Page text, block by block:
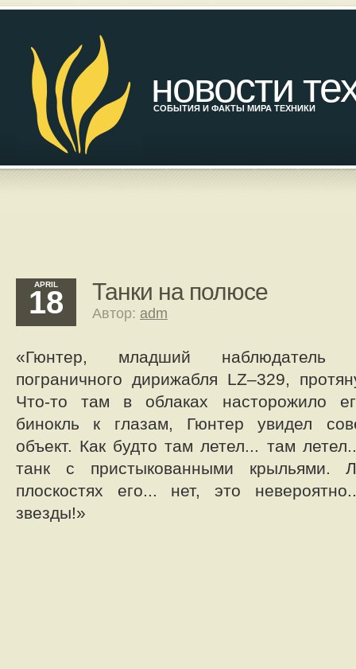
новости
СОБЫТИЯ И ФАКТЫ МИРА ТЕХНИКИ
APRIL
18 Танки на полюсе
Автор: adm
«Гюнтер, младший наблюдатель
пограничного дирижабля LZ–329,
Что-то там в облаках насторожило
бинокль к глазам, Гюнтер увидел
объект. Как будто там летел... там
танк с пристыкованными
плоскостях его... нет, это
звезды!»